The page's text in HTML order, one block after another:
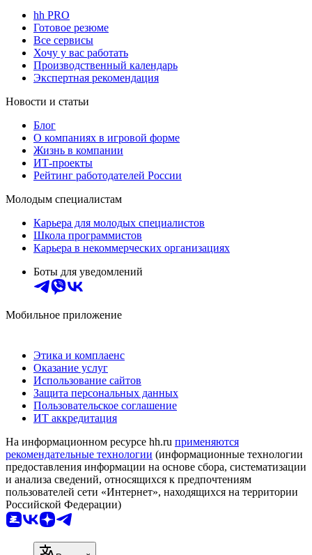
hh PRO
Готовое резюме
Все сервисы
Хочу у вас работать
Производственный календарь
Экспертная рекомендация
Новости и статьи
Блог
О компаниях в игровой форме
Жизнь в компании
ИТ-проекты
Рейтинг работодателей России
Молодым специалистам
Карьера для молодых специалистов
Школа программистов
Карьера в некоммерческих организациях
Боты для уведомлений
Мобильное приложение
Этика и комплаенс
Оказание услуг
Использование сайтов
Защита персональных данных
Пользовательское соглашение
ИТ аккредитация
На информационном ресурсе hh.ru применяются
рекомендательные технологии (информационные технологии
предоставления информации на основе сбора, систематизации
и анализа сведений, относящихся к предпочтениям
пользователей сети «Интернет», находящихся на территории
Российской Федерации)